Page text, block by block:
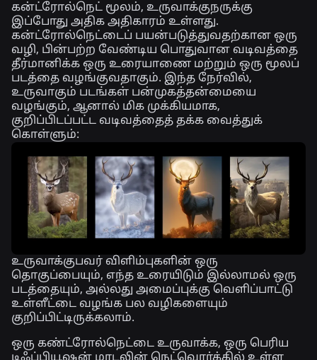
கன்ட்ரோல்நெட் மூலம், உருவாக்குநருக்கு
இப்போது அதிக அதிகாரம் உள்ளது.
கன்ட்ரோல்நெட்டைப் பயன்படுத்துவதற்கான ஒரு
வழி, பின்பற்ற வேண்டிய பொதுவான வடிவத்தை
தீர்மானிக்க ஒரு உரையாணை மற்றும் ஒரு மூலப்
படத்தை வழங்குவதாகும். இந்த நேர்வில்,
உருவாகும் படங்கள் பன்முகத்தன்மையை
வழங்கும், ஆனால் மிக முக்கியமாக,
குறிப்பிடப்பட்ட வடிவத்தைத் தக்க வைத்துக்
கொள்ளும்:
உருவாக்குபவர் விளிம்புகளின் ஒரு
தொகுப்பையும், எந்த உரையிடும் இல்லாமல் ஒரு
படத்தையும், அல்லது அமைப்புக்கு வெளிப்பாட்டு
உள்ளீட்டை வழங்க பல வழிகளையும்
குறிப்பிட்டிருக்கலாம்.
ஒரு கண்ட்ரோல்நெட்டை உருவாக்க, ஒரு பெரிய